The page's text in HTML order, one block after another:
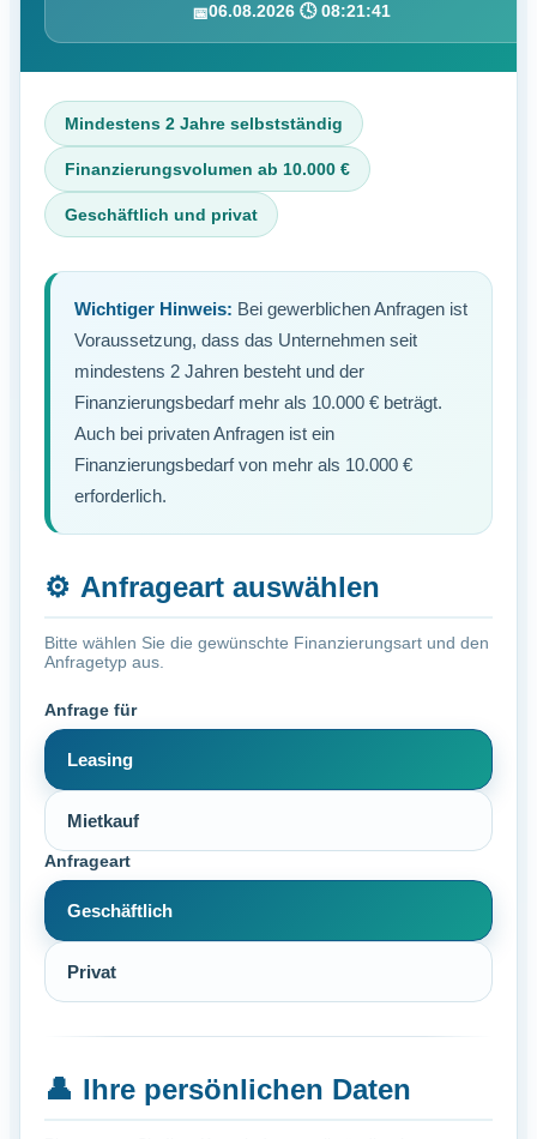
📅06.08.2026 🕓 08:21:42
Mindestens 2 Jahre selbstständig
Finanzierungsvolumen ab 10.000 €
Geschäftlich und privat
Wichtiger Hinweis: Bei gewerblichen Anfragen ist
Voraussetzung, dass das Unternehmen seit
mindestens 2 Jahren besteht und der
Finanzierungsbedarf mehr als 10.000 € beträgt.
Auch bei privaten Anfragen ist ein
Finanzierungsbedarf von mehr als 10.000 €
erforderlich.
⚙️ Anfrageart auswählen
Bitte wählen Sie die gewünschte Finanzierungsart und den
Anfragetyp aus.
Anfrage für
Leasing
Mietkauf
Anfrageart
Geschäftlich
Privat
👤 Ihre persönlichen Daten